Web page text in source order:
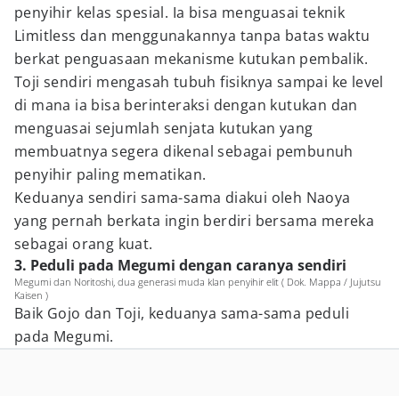
penyihir kelas spesial. Ia bisa menguasai teknik
Limitless dan menggunakannya tanpa batas waktu
berkat penguasaan mekanisme kutukan pembalik.
Toji sendiri mengasah tubuh fisiknya sampai ke level
di mana ia bisa berinteraksi dengan kutukan dan
menguasai sejumlah senjata kutukan yang
membuatnya segera dikenal sebagai pembunuh
penyihir paling mematikan.
Keduanya sendiri sama-sama diakui oleh Naoya
yang pernah berkata ingin berdiri bersama mereka
sebagai orang kuat.
3. Peduli pada Megumi dengan caranya sendiri
Megumi dan Noritoshi, dua generasi muda klan penyihir elit ( Dok. Mappa / Jujutsu
Kaisen )
Baik Gojo dan Toji, keduanya sama-sama peduli
pada Megumi.